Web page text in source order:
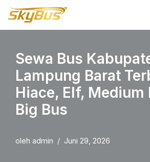
Lompat
konten
Sewa Bus
Lampung Barat
Hiace, Elf, Medium
Big Bus
oleh admin Juni 29, 2026